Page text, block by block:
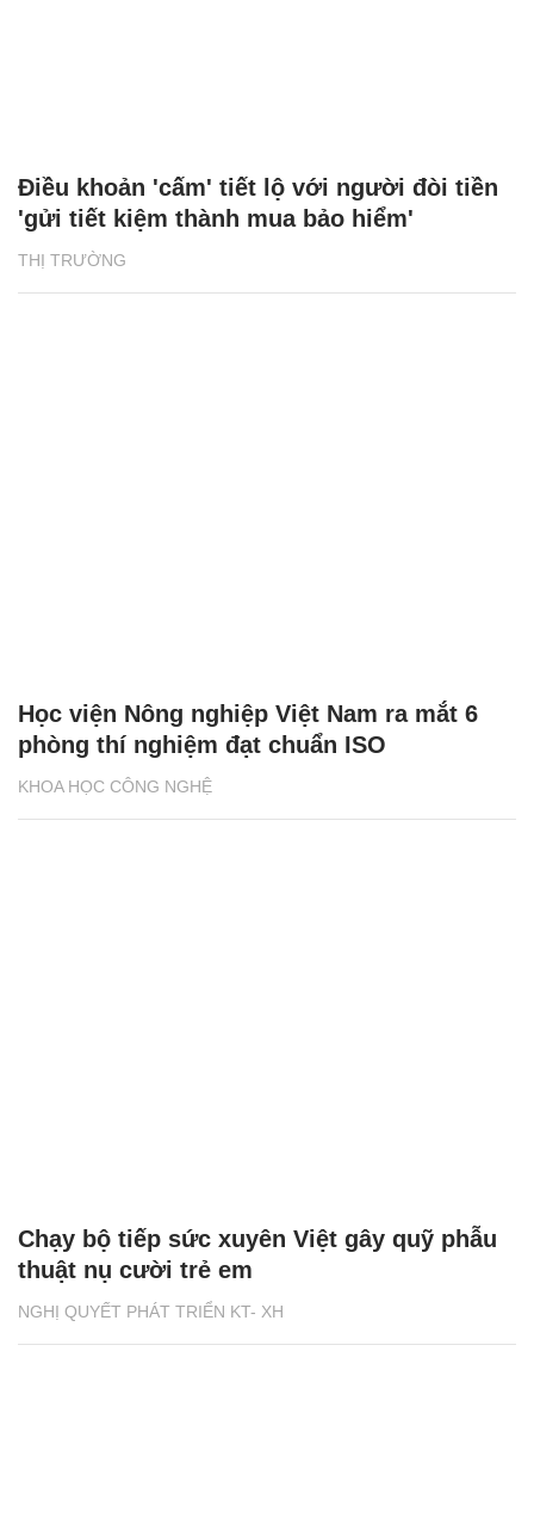
THỊ TRƯỜNG
Điều khoản 'cấm' tiết lộ với người đòi tiền
'gửi tiết kiệm thành mua bảo hiểm'
KHOA HỌC CÔNG NGHỆ
Học viện Nông nghiệp Việt Nam ra mắt 6
phòng thí nghiệm đạt chuẩn ISO
NGHỊ QUYẾT PHÁT TRIỂN KT- XH
Chạy bộ tiếp sức xuyên Việt gây quỹ phẫu
thuật nụ cười trẻ em